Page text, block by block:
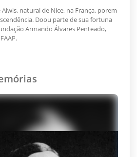
natural de Nice, na França, porem
Doou parte de sua fortuna
Armando Álvares Penteado,